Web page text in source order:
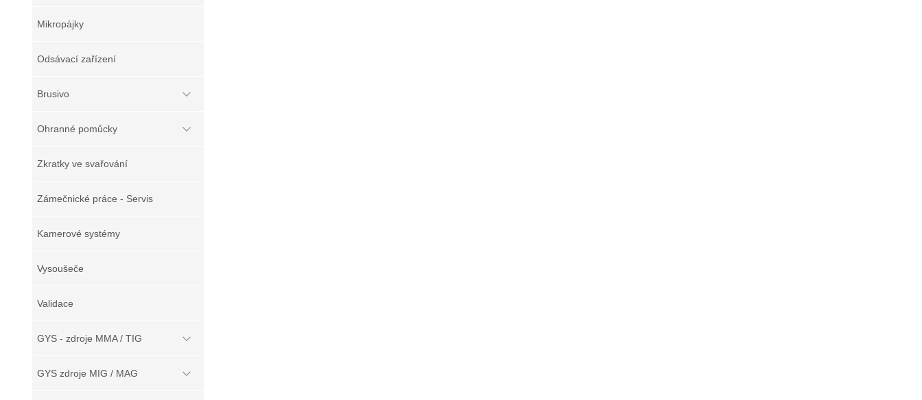
Mikropájky
Odsávací zařízení
Brusivo
Ohranné pomůcky
Zkratky ve svařování
Zámečnické práce - Servis
Kamerové systémy
Vysoušeče
Validace
GYS - zdroje MMA / TIG
GYS zdroje MIG / MAG